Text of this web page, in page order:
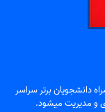
دانشجویان برتر سراسر
و مدیریت میشود.